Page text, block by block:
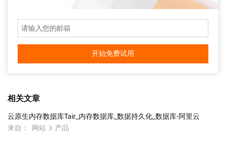
开始免费试用
相关文章
云原生内存数据库Tair_内存数据库_数据持久化_数据库-阿里云
来自：
网站 产品